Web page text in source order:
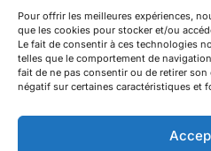
Pour offrir les meilleures expériences,
que les cookies pour stocker et/ou
Le fait de consentir à ces technologies
telles que le comportement de
fait de ne pas consentir ou de retirer
négatif sur certaines caractéristiques et